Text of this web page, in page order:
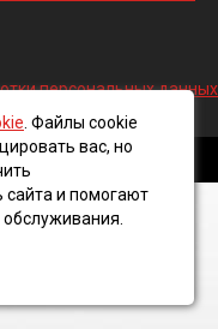
персональных данных
2016 ©
. Файлы cookie
вас, но
сайта и помогают